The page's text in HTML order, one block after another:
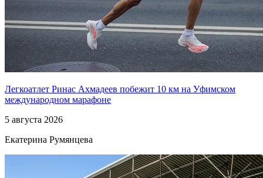
Легкоатлет Ринас Ахмадеев побежит 10 км на Уфимском
международном марафоне
5 августа 2026
Екатерина Румянцева